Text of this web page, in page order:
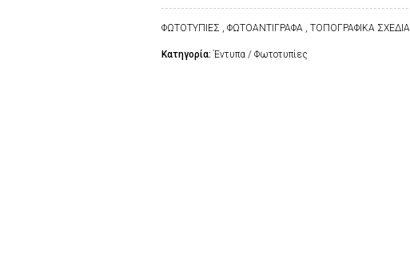
ΦΩΤΟΤΥΠΙΕΣ , ΦΩΤΟΑΝΤΙΓΡΑΦΑ , ΤΟΠΟΓΡΑΦΙΚΑ ΣΧΕΔΙΑ
Κατηγορία: Έντυπα / Φωτοτυπίες